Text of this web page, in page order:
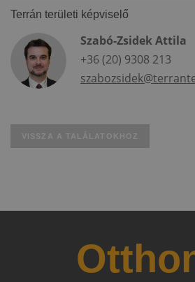
Terrán területi képviselő
Szabó-Zsidek Attila
+36 (20) 9308 213
VISSZA A TALÁLATOKHOZ